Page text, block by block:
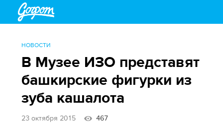
НОВОСТИ
В Музее ИЗО представят
башкирские фигурки из
зуба кашалота
23 октября 2015 467